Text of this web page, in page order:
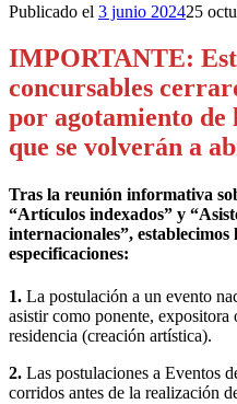
Publicado el 3 junio 202425
IMPORTANTE:
concursables
por agotamiento de
que se volverán a
Tras la reunión informativa
“Artículos indexados” y
internacionales”,
especificaciones:
1. La postulación a un evento
asistir como ponente, expositora
residencia (creación artística).
2. Las postulaciones a Eventos
corridos antes de la realización